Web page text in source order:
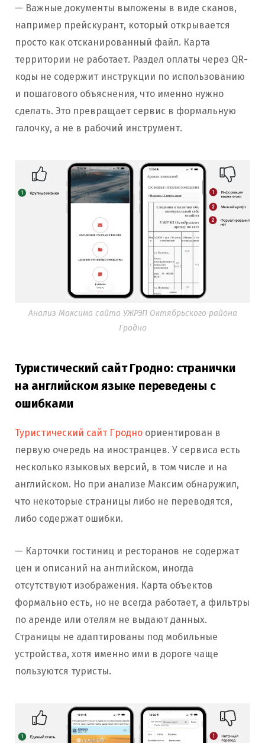
— Важные документы выложены в виде сканов,
например прейскурант, который открывается
просто как отсканированный файл. Карта
территории не работает. Раздел оплаты через QR-
коды не содержит инструкции по использованию
и пошагового объяснения, что именно нужно
сделать. Это превращает сервис в формальную
галочку, а не в рабочий инструмент.
Анализ Максима сайта УЖРЭП Октябрьского района
Гродно
Туристический сайт Гродно: странички
на английском языке переведены с
ошибками
Туристический сайт Гродно ориентирован в
первую очередь на иностранцев. У сервиса есть
несколько языковых версий, в том числе и на
английском. Но при анализе Максим обнаружил,
что некоторые страницы либо не переводятся,
либо содержат ошибки.
— Карточки гостиниц и ресторанов не содержат
цен и описаний на английском, иногда
отсутствуют изображения. Карта объектов
формально есть, но не всегда работает, а фильтры
по аренде или отелям не выдают данных.
Страницы не адаптированы под мобильные
устройства, хотя именно ими в дороге чаще
пользуются туристы.